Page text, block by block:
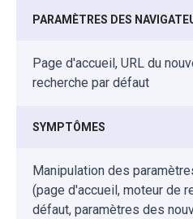
PARAMÈTRES DES
Page d'accueil, URL du
recherche par défaut
SYMPTÔMES
Manipulation des
(page d'accueil, moteur de
défaut, paramètres des